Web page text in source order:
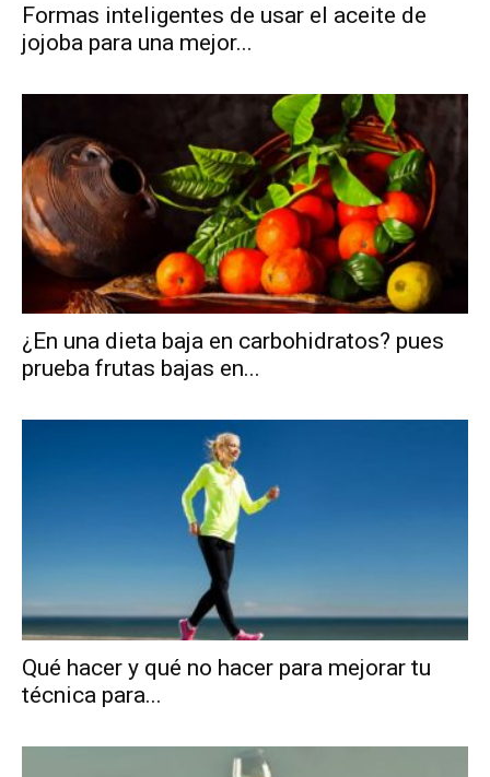
Formas inteligentes de usar el aceite de
jojoba para una mejor...
¿En una dieta baja en carbohidratos? pues
prueba frutas bajas en...
Qué hacer y qué no hacer para mejorar tu
técnica para...